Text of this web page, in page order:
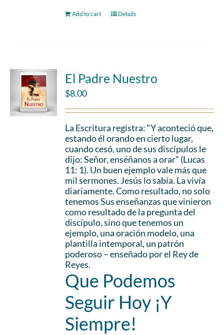
Add to cart Details
El Padre Nuestro
$8.00
La Escritura registra: “Y aconteció que,
estando él orando en cierto lugar,
cuando cesó, uno de sus discípulos le
dijo: Señor, enséñanos a orar” (Lucas
11: 1). Un buen ejemplo vale más que
mil sermones. Jesús lo sabía. La vivía
diariamente. Como resultado, no solo
tenemos Sus enseñanzas que vinieron
como resultado de la pregunta del
discípulo, sino que tenemos un
ejemplo, una oración modelo, una
plantilla intemporal, un patrón
poderoso – enseñado por el Rey de
Reyes.
Que Podemos
Seguir Hoy ¡Y
Siempre!